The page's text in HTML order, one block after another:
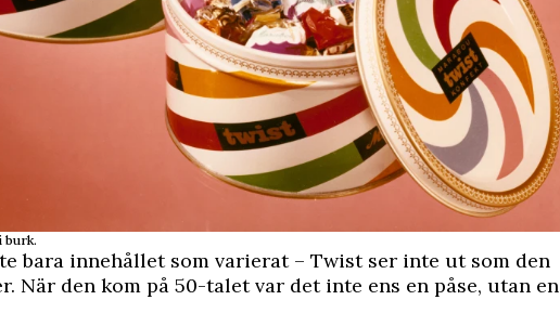
burk.
bara innehållet som varierat – Twist ser inte ut som den
När den kom på 50-talet var det inte ens en påse, utan en